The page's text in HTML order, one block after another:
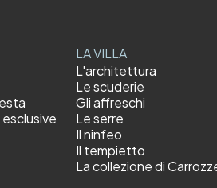
LA VILLA
L'architettura
Le scuderie
Gli affreschi
Le serre
Il ninfeo
Il tempietto
La collezione di